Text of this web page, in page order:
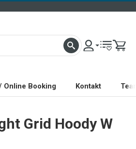
Online Booking Kontakt
Grid Hoody W